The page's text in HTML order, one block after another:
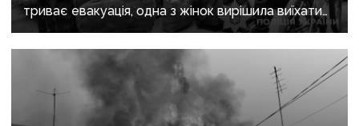
триває евакуація, одна з жінок вирішила виїхати
після загибелі чоловіка